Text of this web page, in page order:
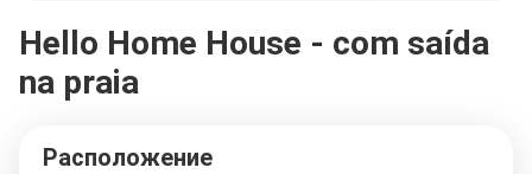
Hello Home House - com saída
na praia
Расположение